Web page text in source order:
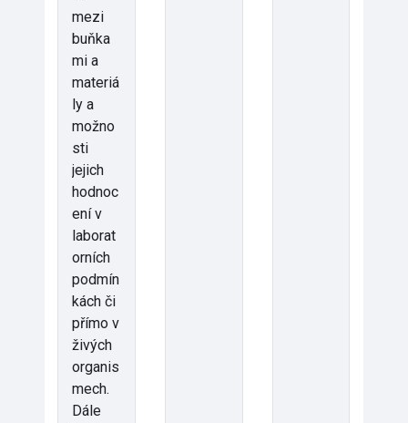
mezi
buňka
mi a
materiá
ly a
možno
sti
jejich
hodnoc
ení v
laborat
orních
podmín
kách či
přímo v
živých
organis
mech.
Dále